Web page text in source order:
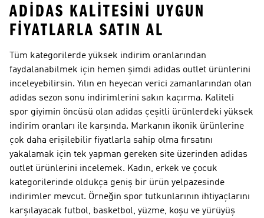
ADIDAS KALITESINI UYGUN
FIYATLARLA SATIN AL
Tüm kategorilerde yüksek indirim oranlarından
faydalanabilmek için hemen şimdi adidas outlet ürünlerini
inceleyebilirsin. Yılın en heyecan verici zamanlarından olan
adidas sezon sonu indirimlerini sakın kaçırma. Kaliteli
spor giyimin öncüsü olan adidas çeşitli ürünlerdeki yüksek
indirim oranları ile karşında. Markanın ikonik ürünlerine
çok daha erişilebilir fiyatlarla sahip olma fırsatını
yakalamak için tek yapman gereken site üzerinden adidas
outlet ürünlerini incelemek. Kadın, erkek ve çocuk
kategorilerinde oldukça geniş bir ürün yelpazesinde
indirimler mevcut. Örneğin spor tutkunlarının ihtiyaçlarını
karşılayacak futbol, basketbol, yüzme, koşu ve yürüyüş